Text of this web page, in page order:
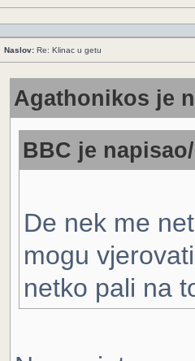
Naslov: Re: Klinac u getu
Agathonikos je
BBC je
De nek me
mogu
netko pali na